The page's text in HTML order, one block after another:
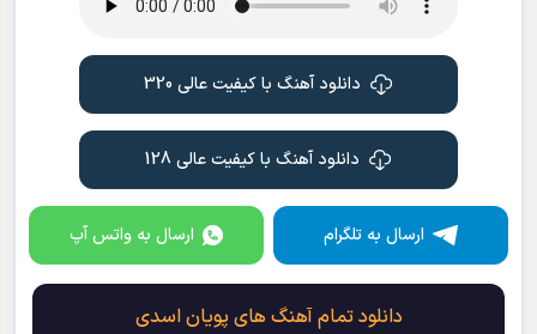
دانلود آهنگ با کیفیت عالی 320
دانلود آهنگ با کیفیت عالی 128
ارسال به تلگرام ارسال به واتس آپ
دانلود تمام آهنگ های پویان اسدی